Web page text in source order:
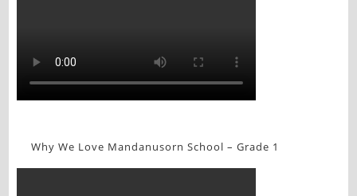
Why We Love Mandanusorn School – Grade 1